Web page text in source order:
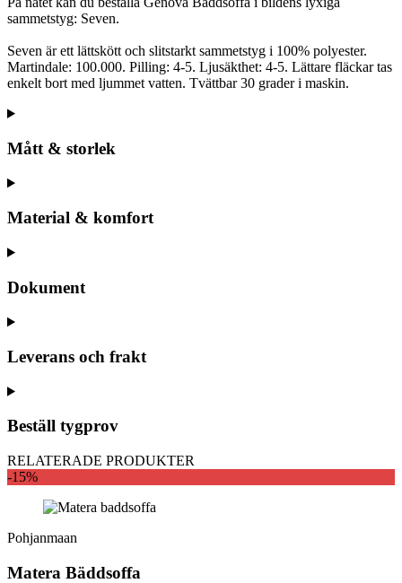
sammetstyg: Seven.
Seven är ett lättskött och slitstarkt sammetstyg i 100% polyester.
Martindale: 100.000. Pilling: 4-5. Ljusäkthet: 4-5. Lättare fläckar tas
enkelt bort med ljummet vatten. Tvättbar 30 grader i maskin.
Mått & storlek
Material & komfort
Dokument
Leverans och frakt
Beställ tygprov
RELATERADE PRODUKTER
-15%
Pohjanmaan
Matera Bäddsoffa